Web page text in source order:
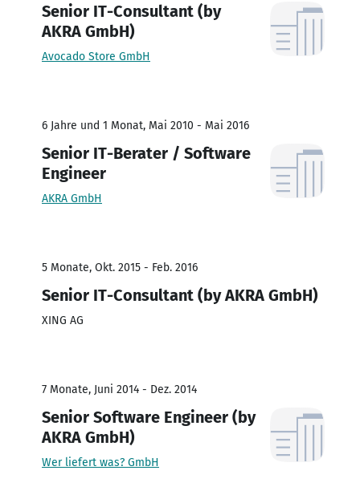
Senior IT-Consultant (by
AKRA GmbH)
Avocado Store GmbH
6 Jahre und 1 Monat, Mai 2010 - Mai 2016
Senior IT-Berater / Software
Engineer
AKRA GmbH
5 Monate, Okt. 2015 - Feb. 2016
Senior IT-Consultant (by AKRA GmbH)
XING AG
7 Monate, Juni 2014 - Dez. 2014
Senior Software Engineer (by
AKRA GmbH)
Wer liefert was? GmbH